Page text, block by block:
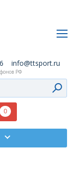
0
info@ttsport.ru
РФ